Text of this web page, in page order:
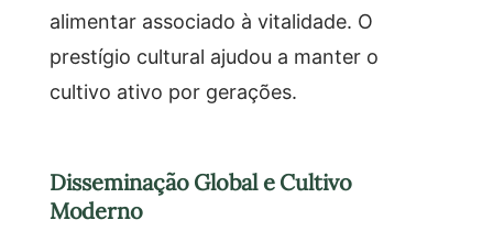
alimentar associado à vitalidade. O
prestígio cultural ajudou a manter o
cultivo ativo por gerações.
Disseminação Global e Cultivo
Moderno